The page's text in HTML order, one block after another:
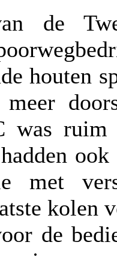
de
houten
was ruim
met
kolen
de